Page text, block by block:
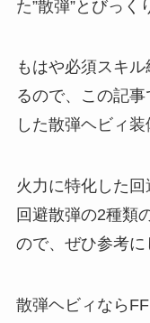
た”散弾”とびっく
もはや必須スキ
るので、この記
した散弾ヘビィ装
火力に特化した
回避散弾の2種類
ので、ぜひ参考に
散弾ヘビィなら